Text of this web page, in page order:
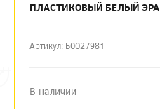
ПЛАСТИКОВЫЙ БЕЛЫЙ ЭРА
Артикул: Б0027981
В наличии